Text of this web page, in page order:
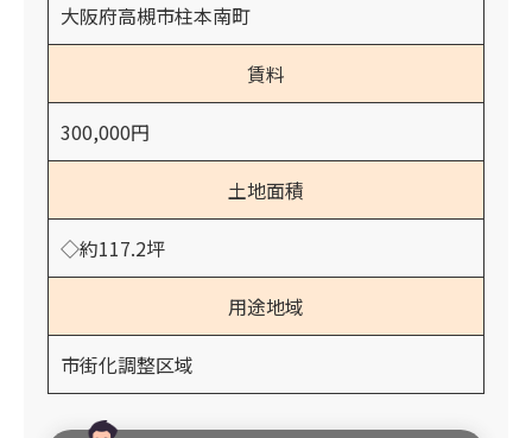
大阪府高槻市柱本南町
賃料
300,000円
土地面積
◇約117.2坪
用途地域
市街化調整区域